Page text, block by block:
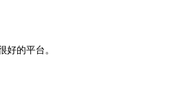
的平台。